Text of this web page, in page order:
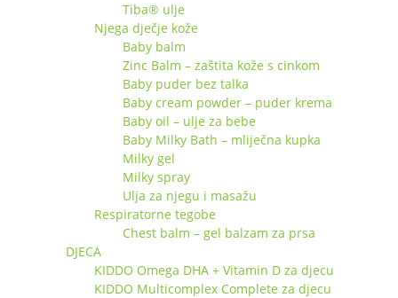
Tiba® ulje
Njega dječje kože
Baby balm
Zinc Balm – zaštita kože s cinkom
Baby puder bez talka
Baby cream powder – puder krema
Baby oil – ulje za bebe
Baby Milky Bath – mliječna kupka
Milky gel
Milky spray
Ulja za njegu i masažu
Respiratorne tegobe
Chest balm – gel balzam za prsa
DJECA
KIDDO Omega DHA + Vitamin D za djecu
KIDDO Multicomplex Complete za djecu